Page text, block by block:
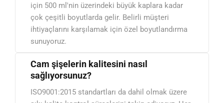
için 500 ml'nin üzerindeki büyük kaplara kadar
çok çeşitli boyutlarda gelir. Belirli müşteri
ihtiyaçlarını karşılamak için özel boyutlandırma
sunuyoruz.
Cam şişelerin kalitesini nasıl
sağlıyorsunuz?
ISO9001:2015 standartları da dahil olmak üzere